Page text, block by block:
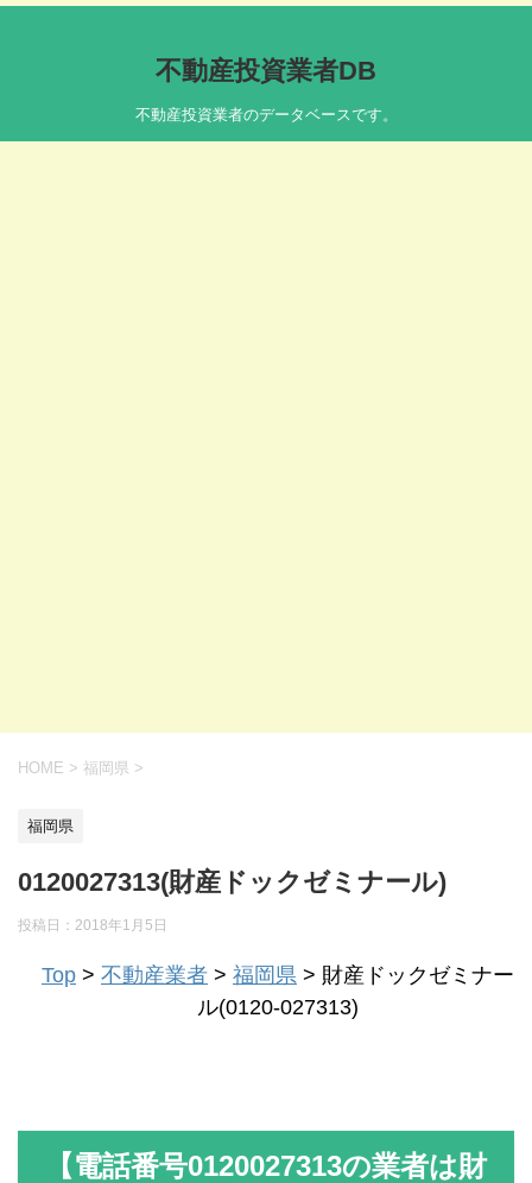
不動産投資業者DB
不動産投資業者のデータベースです。
HOME > 福岡県 >
福岡県
0120027313(財産ドックゼミナール)
投稿日： 2018年1月5日
Top > 不動産業者 > 福岡県 > 財産ドックゼミナー
ル(0120-027313)
【電話番号0120027313の業者は財